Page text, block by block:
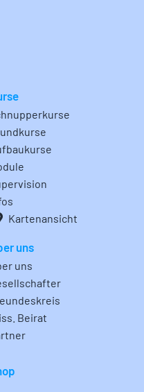
Kartenansicht
uns
uns
Beirat